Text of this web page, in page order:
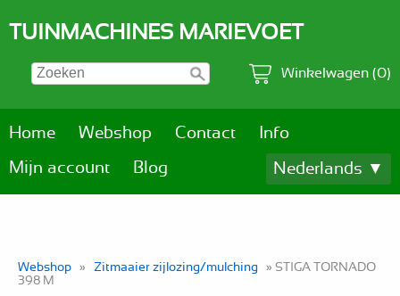
TUINMACHINES MARIEVOET
Winkelwagen (0)
Home Webshop Contact Info
Mijn account Blog Nederlands ▼
Webshop » Zitmaaier zijlozing/mulching » STIGA TORNADO
398 M